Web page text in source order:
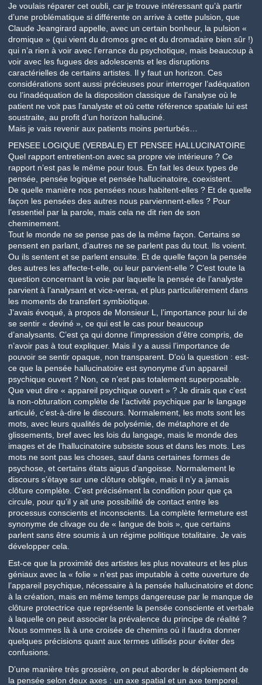
Je voulais réparer cet oubli, car je trouve intéressant qu’à partir
d’une problématique si différente on arrive à cette pulsion, que
Claude Jeangirard appelle, avec un certain bonheur, la pulsion «
dromique » (qui vient du dromos grec et du dromadaire bien sûr !)
qui n’a rien à voir avec l’errance du psychotique, mais beaucoup à
voir avec les fugues des adolescents et les disruptions
caractérielles de certains artistes. Il y faut un horizon. Ces
considérations sont aussi précieuses pour interroger l’adéquation
ou l’inadéquation de la disposition classique de l’analyse où le
patient ne voit pas l’analyste et où cette référence spatiale lui est
soustraite, au profit d’un horizon halluciné.
Mais je vais revenir aux patients moins perturbés…
PENSEE LOGIQUE (VERBALE) ET PENSEE HALLUCINATOIRE
Quel rapport entretient-on avec sa propre vie intérieure ? Ce
rapport n’est pas le même pour tous. En fait les deux types de
pensée, pensée logique et pensée hallucinatoire, coexistent.
De quelle manière nos pensées nous habitent-elles ? Et de quelle
façon les pensées des autres nous parviennent-elles ? Pour
l’essentiel par la parole, mais cela ne dit rien de son
cheminement.
Tout le monde ne se pense pas de la même façon. Certains se
pensent en parlant, d’autres ne se parlent pas du tout. Ils voient.
Ou ils sentent et se parlent ensuite. Et de quelle façon la pensée
des autres les affecte-t-elle, ou leur parvient-elle ? C’est toute la
question concernant la voie par laquelle la pensée de l’analyste
parvient à l’analysant et vice-versa, et plus particulièrement dans
les moments de transfert symbiotique.
J’avais évoqué, à propos de Monsieur L, l’importance pour lui de
se sentir « deviné », ce qui est le cas pour beaucoup
d’analysants. C’est ça qui donne l’impression d’être compris, de
n’avoir pas à tout expliquer. Mais il y a aussi l’importance de
pouvoir se sentir opaque, non transparent. D’où la question : est-
ce que la pensée hallucinatoire est synonyme d’un appareil
psychique ouvert ? Non, ce n’est pas totalement superposable.
Que veut dire « appareil psychique ouvert » ? Je dirais que c’est
la non-obturation complète de l’activité psychique par le langage
articulé, c’est-à-dire le discours. Normalement, les mots sont les
mots, avec leurs qualités de polysémie, de métaphore et de
glissements, bref avec les lois du langage, mais le monde des
images et de l’hallucinatoire subsiste sous et dans les mots. Les
mots ne sont pas les choses, sauf dans certaines formes de
psychose, et certains états aigus d’angoisse. Normalement le
discours s’étaye sur une clôture obligée, mais il n’y a jamais
clôture complète. C’est précisément la condition pour que ça
circule, pour qu’il y ait une possibilité de contact entre les
processus conscients et inconscients. La complète fermeture est
synonyme de clivage ou de « langue de bois », que certains
parlent sans être soumis à un régime politique totalitaire. Je vais
développer cela.
Est-ce que la proximité des artistes les plus novateurs et les plus
géniaux avec la « folie » n’est pas imputable à cette ouverture de
l’appareil psychique, nécessaire à la pensée hallucinatoire et donc
à la création, mais en même temps dangereuse par le manque de
clôture protectrice que représente la pensée consciente et verbale
à laquelle on peut associer la prévalence du principe de réalité ?
Nous sommes là à une croisée de chemins où il faudra donner
quelques précisions quant aux termes utilisés pour éviter des
confusions.
D’une manière très grossière, on peut aborder le déploiement de
la pensée selon deux axes : un axe spatial et un axe temporel.